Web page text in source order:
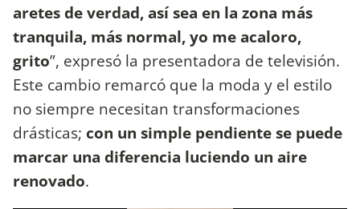
aretes de verdad, así sea en la zona más
tranquila, más normal, yo me acaloro,
grito”, expresó la presentadora de televisión.
Este cambio remarcó que la moda y el estilo
no siempre necesitan transformaciones
drásticas; con un simple pendiente se puede
marcar una diferencia luciendo un aire
renovado.